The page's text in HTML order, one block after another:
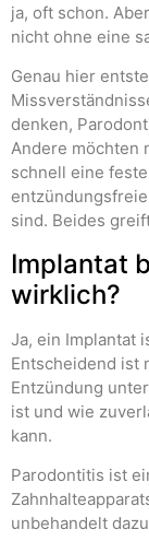
ja, oft schon.
nicht ohne eine
Genau hier
denken,
Andere möchten
schnell eine
sind. Beides
Implantat
wirklich?
Ja, ein Implantat
Entscheidend ist
Entzündung
ist und wie
kann.
Parodontitis ist
unbehandelt